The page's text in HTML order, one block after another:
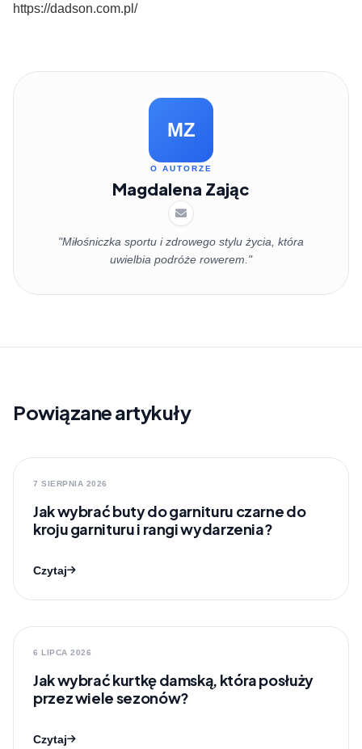
https://dadson.com.pl/
MZ
O AUTORZE
Magdalena Zając
"Miłośniczka sportu i zdrowego stylu życia, która
uwielbia podróże rowerem."
Powiązane artykuły
7 SIERPNIA 2026
Jak wybrać buty do garnituru czarne do
kroju garnituru i rangi wydarzenia?
Czytaj
6 LIPCA 2026
Jak wybrać kurtkę damską, która posłuży
przez wiele sezonów?
Czytaj